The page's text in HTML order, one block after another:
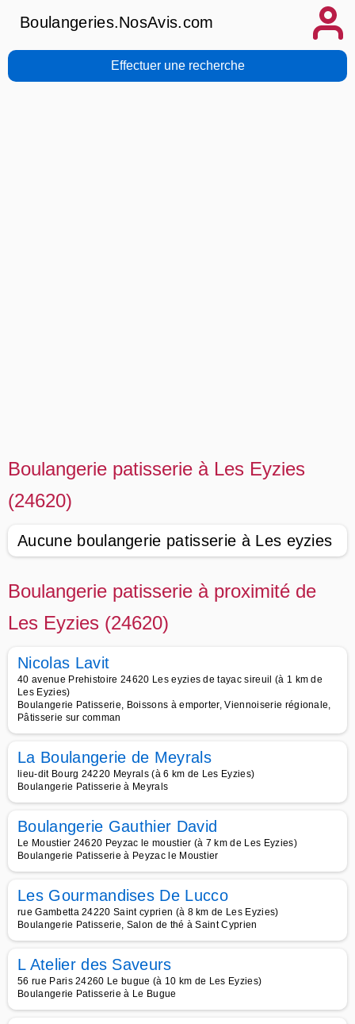
Boulangeries.NosAvis.com
Effectuer une recherche
Boulangerie patisserie à Les Eyzies
(24620)
Aucune boulangerie patisserie à Les eyzies
Boulangerie patisserie à proximité de
Les Eyzies (24620)
Nicolas Lavit
40 avenue Prehistoire 24620 Les eyzies de tayac sireuil (à 1 km de
Les Eyzies)
Boulangerie Patisserie, Boissons à emporter, Viennoiserie régionale,
Pâtisserie sur comman
La Boulangerie de Meyrals
lieu-dit Bourg 24220 Meyrals (à 6 km de Les Eyzies)
Boulangerie Patisserie à Meyrals
Boulangerie Gauthier David
Le Moustier 24620 Peyzac le moustier (à 7 km de Les Eyzies)
Boulangerie Patisserie à Peyzac le Moustier
Les Gourmandises De Lucco
rue Gambetta 24220 Saint cyprien (à 8 km de Les Eyzies)
Boulangerie Patisserie, Salon de thé à Saint Cyprien
L Atelier des Saveurs
56 rue Paris 24260 Le bugue (à 10 km de Les Eyzies)
Boulangerie Patisserie à Le Bugue